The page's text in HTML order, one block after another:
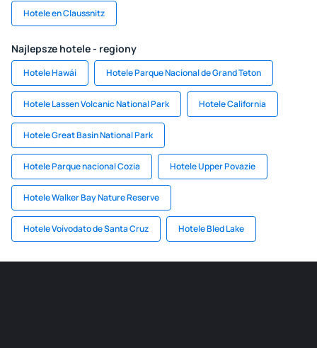
Hotele en Claussnitz
Najlepsze hotele - regiony
Hotele Hawái Hotele Parque Nacional de Grand Teton
Hotele Lassen Volcanic National Park Hotele California
Hotele Great Basin National Park
Hotele Parque nacional Cozia Hotele Upper Povazie
Hotele Walker Bay Nature Reserve
Hotele Voivodato de Santa Cruz Hotele Bled Lake